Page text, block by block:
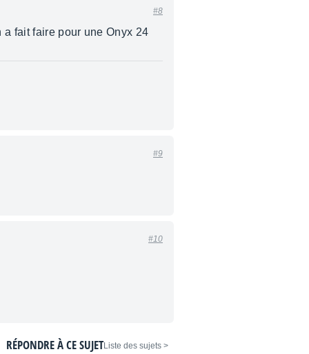
#8
fait faire pour une Onyx 24
#9
#10
< Liste des sujets
RÉPONDRE À CE SUJET